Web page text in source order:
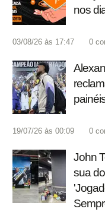
nos
03/08/26 às 17:47 0
19/07/26 às 00:09 0
John
sua